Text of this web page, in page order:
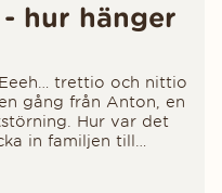
hur hänger
trettio och nittio
gång från Anton, en
Hur var det
in familjen till
genom tiderna